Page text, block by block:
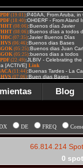
Blog
DE FREQ
66.814.214
0